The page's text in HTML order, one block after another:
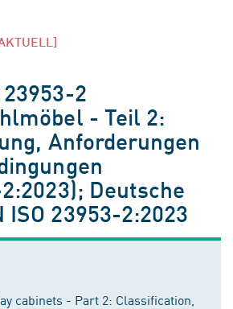
23953-2
- Teil 2:
Anforderungen
Deutsche
ISO 23953-2:2023
cabinets - Part 2: Classification,